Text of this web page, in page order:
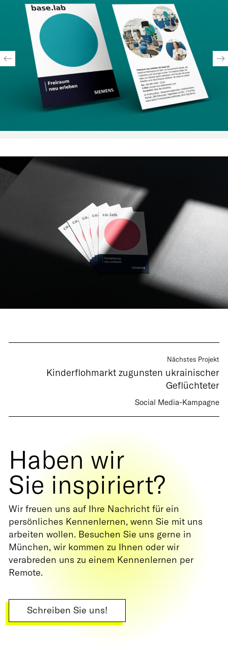
Nächstes Projekt
Kinderflohmarkt zugunsten ukrainischer
Geflüchteter
Social Media-Kampagne
Haben wir
Sie inspiriert?
Wir freuen uns auf Ihre Nachricht für ein
persönliches Kennenlernen, wenn Sie mit uns
arbeiten wollen. Besuchen Sie uns gerne in
München, wir kommen zu Ihnen oder wir
verabreden uns zu einem Kennenlernen per
Remote.
Schreiben Sie uns!